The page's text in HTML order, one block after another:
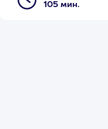
105 мин.